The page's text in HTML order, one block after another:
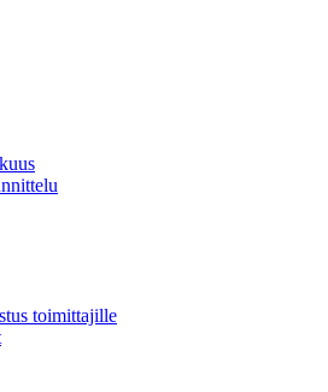
toimittajille